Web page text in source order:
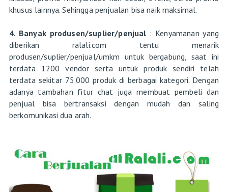
khusus lainnya. Sehingga penjualan bisa naik maksimal.
4. Banyak produsen/suplier/penjual : Kenyamanan yang
diberikan ralali.com tentu menarik
produsen/suplier/penjual/umkm untuk bergabung, saat ini
terdata 1200 vendor serta untuk produk sendiri telah
terdata sekitar 75.000 produk di berbagai kategori. Dengan
adanya tambahan fitur chat juga membuat pembeli dan
penjual bisa bertransaksi dengan mudah dan saling
berkomunikasi dua arah.